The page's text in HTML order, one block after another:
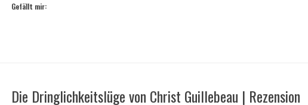
Gefällt mir:
Die Dringlichkeitslüge von Christ Guillebeau | Rezension